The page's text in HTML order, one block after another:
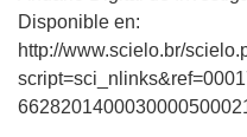
Disponible en:
http://www.scielo.br/